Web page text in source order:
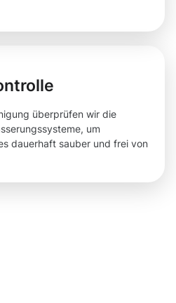
überprüfen wir die
um
dauerhaft sauber und frei von